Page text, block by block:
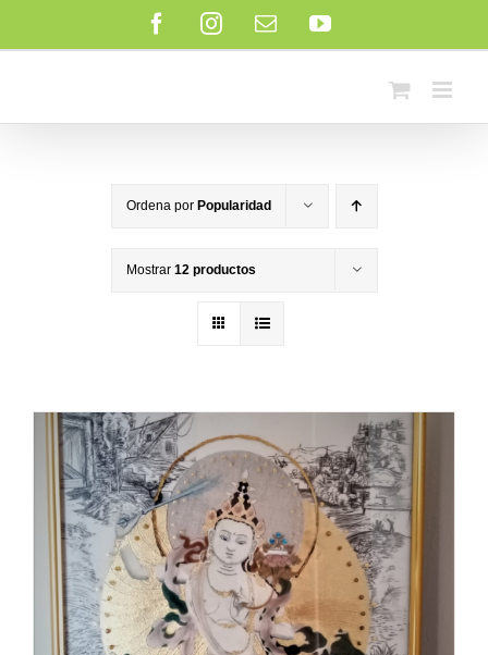
FacebookInstagram
Correo
electrónico
YouTube
Ordena por Popularidad
Mostrar 12 productos